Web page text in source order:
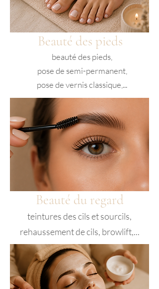
Beauté des pieds
beauté des pieds,
pose de semi-permanent,
pose de vernis classique,...
Beauté du regard
teintures des cils et sourcils,
rehaussement de cils, browlift,...